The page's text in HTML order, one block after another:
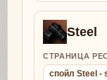
Steel
СТРАНИЦА
спойл Steel -